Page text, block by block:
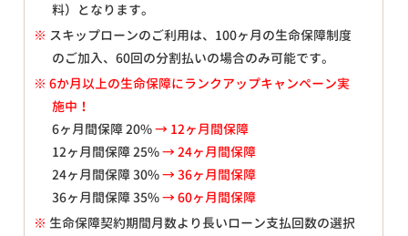
料）となります。
※ スキップローンのご利用は、100ヶ月の生命保障制度
のご加入、60回の分割払いの場合のみ可能です。
※ 6か月以上の生命保障にランクアップキャンペーン実
施中！
6ヶ月間保障 20%→ 12ヶ月間保障
12ヶ月間保障 25%→ 24ヶ月間保障
24ヶ月間保障 30%→ 36ヶ月間保障
36ヶ月間保障 35%→ 60ヶ月間保障
※ 生命保障契約期間月数より長いローン支払回数の選択